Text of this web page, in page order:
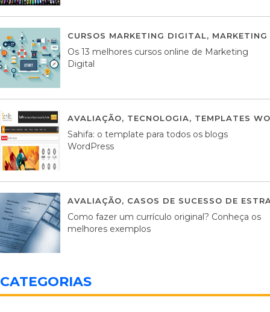
CURSOS MARKETING DIGITAL,
Os 13 melhores cursos online de Marketing
Digital
AVALIAÇÃO, TECNOLOGIA, TEMPLATES
Sahifa: o template para todos os blogs
WordPress
AVALIAÇÃO, CASOS DE SUCESSO DE
Como fazer um currículo original? Conheça os
melhores exemplos
CATEGORIAS